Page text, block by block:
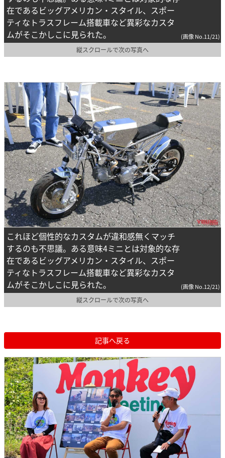
在であるビッグアメリカン・スタイル、スポー
ティなトラスフレーム搭載車など異彩なカスタ
ムがそこかしこに見られた。
(画像 No.11/21)
縦スクロールで次の写真へ
これほど個性的なカスタムが違和感無くマッチ
するのも不思議。ある意味4ミニとは対象的な存
在であるビッグアメリカン・スタイル、スポー
ティなトラスフレーム搭載車など異彩なカスタ
ムがそこかしこに見られた。
(画像 No.12/21)
縦スクロールで次の写真へ
記事へ戻る